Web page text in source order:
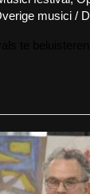
musici /